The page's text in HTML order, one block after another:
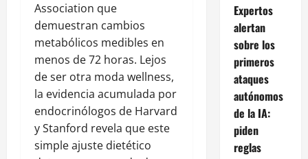
Association que
demuestran cambios
metabólicos medibles en
menos de 72 horas. Lejos
de ser otra moda wellness,
la evidencia acumulada por
endocrinólogos de Harvard
y Stanford revela que este
simple ajuste dietético
Expertos
alertan
sobre los
primeros
ataques
autónomos
de la IA:
piden
reglas